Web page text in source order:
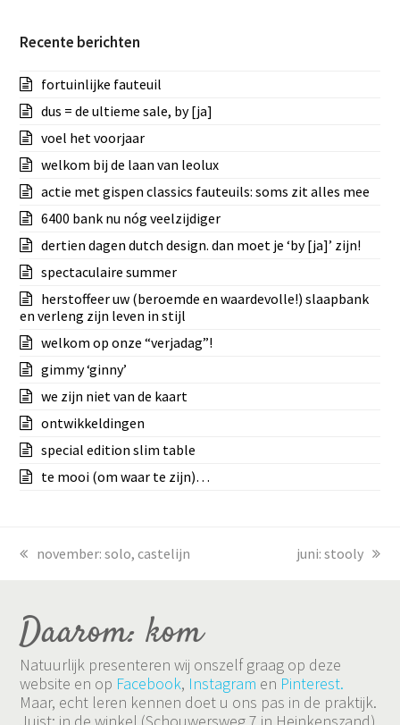
Recente berichten
fortuinlijke fauteuil
dus = de ultieme sale, by [ja]
voel het voorjaar
welkom bij de laan van leolux
actie met gispen classics fauteuils: soms zit alles mee
6400 bank nu nóg veelzijdiger
dertien dagen dutch design. dan moet je ‘by [ja]’ zijn!
spectaculaire summer
herstoffeer uw (beroemde en waardevolle!) slaapbank
en verleng zijn leven in stijl
welkom op onze “verjadag”!
gimmy ‘ginny’
we zijn niet van de kaart
ontwikkeldingen
special edition slim table
te mooi (om waar te zijn)…
previous
november: solo, castelijn
next
juni: stooly
Daarom: kom
Natuurlijk presenteren wij onszelf graag op deze
website en op Facebook, Instagram en Pinterest.
Maar, echt leren kennen doet u ons pas in de praktijk.